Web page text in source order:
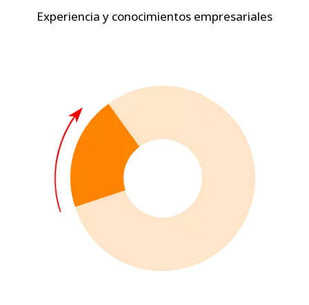
Experiencia y conocimientos empresariales